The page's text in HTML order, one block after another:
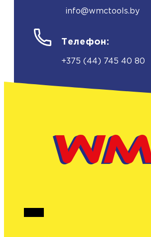
info@wmctools.by
Телефон:
+375 (44) 745 40 80